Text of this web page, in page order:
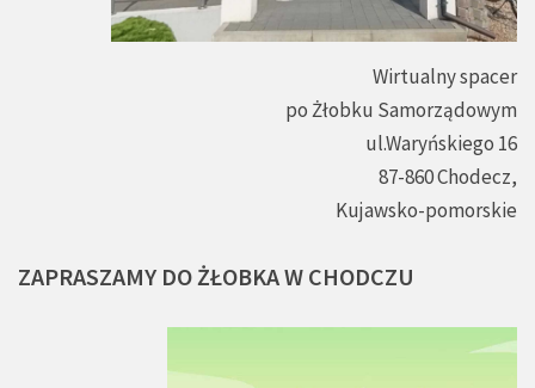
Wirtualny spacer
po Żłobku Samorządowym
ul.Waryńskiego 16
87-860 Chodecz,
Kujawsko-pomorskie
ZAPRASZAMY DOŻŁOBKAW CHODCZU